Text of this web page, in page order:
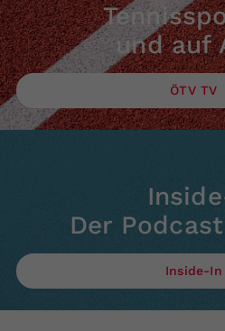
und auf
ÖTV TV
Der
Inside-In